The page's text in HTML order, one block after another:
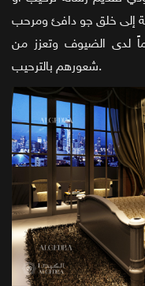
لدى الضيوف وتعزز من
شعورهم بالترحيب.